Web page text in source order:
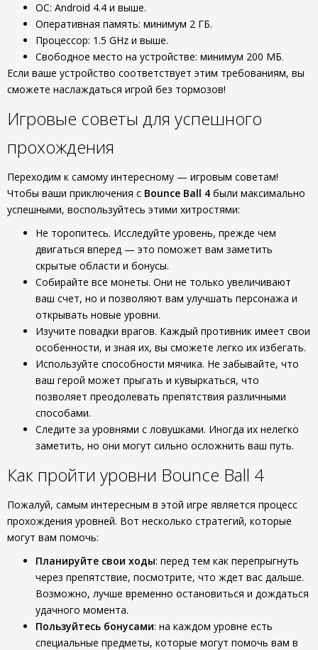
ОС: Android 4.4 и выше.
Оперативная память: минимум 2 ГБ.
Процессор: 1.5 GHz и выше.
Свободное место на устройстве: минимум 200 МБ.
Если ваше устройство соответствует этим требованиям, вы
сможете наслаждаться игрой без тормозов!
Игровые советы для успешного
прохождения
Переходим к самому интересному — игровым советам!
Чтобы ваши приключения с Bounce Ball 4 были максимально
успешными, воспользуйтесь этими хитростями:
Не торопитесь. Исследуйте уровень, прежде чем
двигаться вперед — это поможет вам заметить
скрытые области и бонусы.
Собирайте все монеты. Они не только увеличивают
ваш счет, но и позволяют вам улучшать персонажа и
открывать новые уровни.
Изучите повадки врагов. Каждый противник имеет свои
особенности, и зная их, вы сможете легко их избегать.
Используйте способности мячика. Не забывайте, что
ваш герой может прыгать и кувыркаться, что
позволяет преодолевать препятствия различными
способами.
Следите за уровнями с ловушками. Иногда их нелегко
заметить, но они могут сильно осложнить ваш путь.
Как пройти уровни Bounce Ball 4
Пожалуй, самым интересным в этой игре является процесс
прохождения уровней. Вот несколько стратегий, которые
могут вам помочь:
Планируйте свои ходы: перед тем как перепрыгнуть
через препятствие, посмотрите, что ждет вас дальше.
Возможно, лучше временно остановиться и дождаться
удачного момента.
Пользуйтесь бонусами: на каждом уровне есть
специальные предметы, которые могут помочь вам в